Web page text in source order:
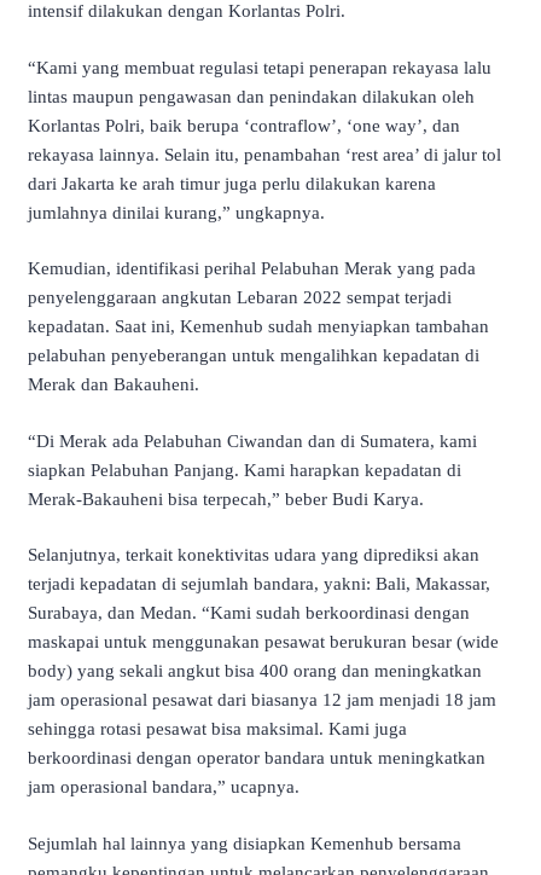
intensif dilakukan dengan Korlantas Polri.
“Kami yang membuat regulasi tetapi penerapan rekayasa lalu
lintas maupun pengawasan dan penindakan dilakukan oleh
Korlantas Polri, baik berupa ‘contraflow’, ‘one way’, dan
rekayasa lainnya. Selain itu, penambahan ‘rest area’ di jalur tol
dari Jakarta ke arah timur juga perlu dilakukan karena
jumlahnya dinilai kurang,” ungkapnya.
Kemudian, identifikasi perihal Pelabuhan Merak yang pada
penyelenggaraan angkutan Lebaran 2022 sempat terjadi
kepadatan. Saat ini, Kemenhub sudah menyiapkan tambahan
pelabuhan penyeberangan untuk mengalihkan kepadatan di
Merak dan Bakauheni.
“Di Merak ada Pelabuhan Ciwandan dan di Sumatera, kami
siapkan Pelabuhan Panjang. Kami harapkan kepadatan di
Merak-Bakauheni bisa terpecah,” beber Budi Karya.
Selanjutnya, terkait konektivitas udara yang diprediksi akan
terjadi kepadatan di sejumlah bandara, yakni: Bali, Makassar,
Surabaya, dan Medan. “Kami sudah berkoordinasi dengan
maskapai untuk menggunakan pesawat berukuran besar (wide
body) yang sekali angkut bisa 400 orang dan meningkatkan
jam operasional pesawat dari biasanya 12 jam menjadi 18 jam
sehingga rotasi pesawat bisa maksimal. Kami juga
berkoordinasi dengan operator bandara untuk meningkatkan
jam operasional bandara,” ucapnya.
Sejumlah hal lainnya yang disiapkan Kemenhub bersama